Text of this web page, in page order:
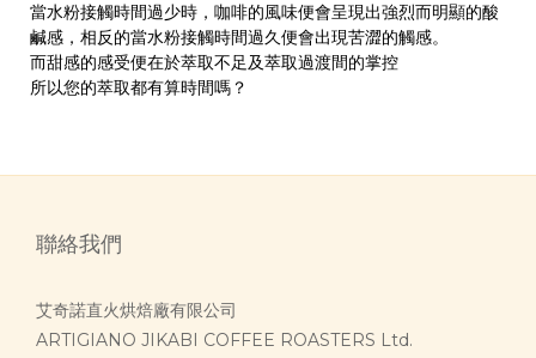
當水粉接觸時間過少時，咖啡的風味便會呈現出強烈而明顯的酸
鹹感，相反的當水粉接觸時間過久便會出現苦澀的觸感。
而甜感的感受便在於萃取不足及萃取過渡間的掌控
所以您的萃取都有算時間嗎？
聯絡我們
艾奇諾直火烘焙廠有限公司
ARTIGIANO JIKABI COFFEE ROASTERS Ltd.